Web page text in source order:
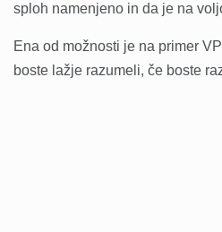
sploh namenjeno in da je na
Ena od možnosti je na primer
boste lažje razumeli, če boste